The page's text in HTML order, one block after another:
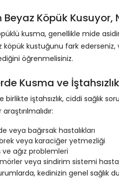
Beyaz Köpük Kusuyor,
kusma, genellikle mide
köpük kustuğunu fark
öğrenmelisiniz.
Kusma ve
birlikte iştahsızlık, ciddi sağlık
veya bağırsak hastalıkları
veya karaciğer yetmezliği
ve ağız problemleri
veya sindirim sistemi
kedinizin genel sağlık